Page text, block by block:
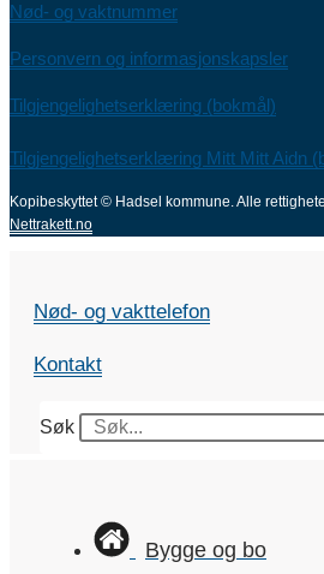
Nød- og vaktnummer
Personvern og informasjonskapsler
Tilgjengelighetserklæring (bokmål)
Tilgjengelighetserklæring Mitt Mitt Aidn
Kopibeskyttet © Hadsel kommune. Alle
Nettrakett.no
Nød- og vakttelefon
Kontakt
Søk
Bygge og bo